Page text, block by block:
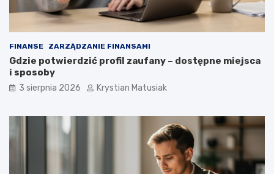
FINANSE ZARZĄDZANIE FINANSAMI
Gdzie potwierdzić profil zaufany – dostępne miejsca
i sposoby
3 sierpnia 2026 Krystian Matusiak